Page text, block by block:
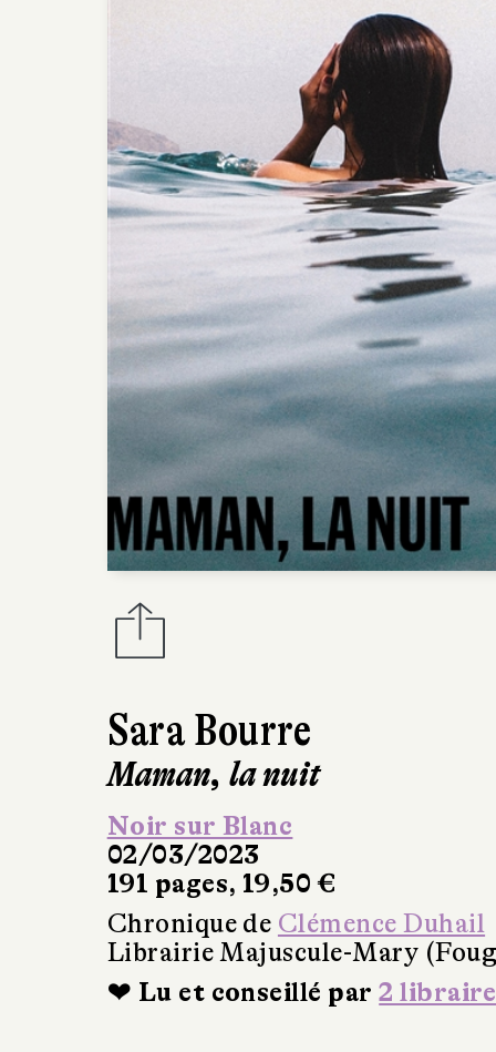
Sara Bourre
Maman, la nuit
Noir sur Blanc
02/03/2023
191 pages, 19,50 €
Chronique de Clémence Duhail
Librairie Majuscule-Mary
❤ Lu et conseillé par2